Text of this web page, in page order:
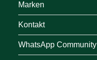
Marken
Kontakt
WhatsApp Community